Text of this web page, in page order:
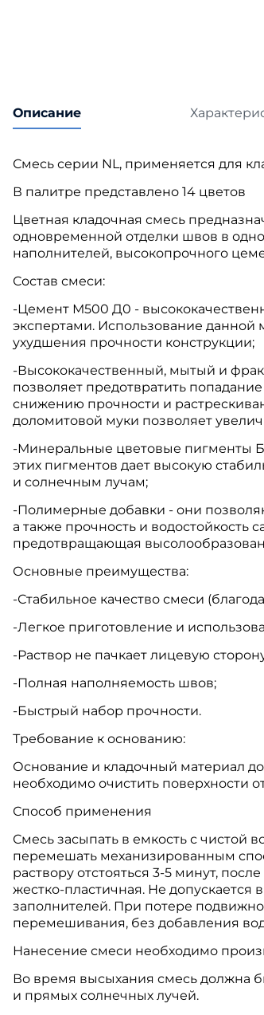
Описание
Смесь серии NL, применяется для
В палитре представлено 14 цветов
Цветная кладочная смесь
одновременной отделки швов в
наполнителей, высокопрочного
Состав смеси:
-Цемент М500 Д0 -
экспертами. Использование
ухудшения прочности конструкции;
-Высококачественный, мытый и
позволяет предотвратить
снижению прочности и
доломитовой муки позволяет
-Минеральные цветовые пигменты
этих пигментов дает высокую
и солнечным лучам;
-Полимерные добавки - они
а также прочность и водостойкость
предотвращающая
Основные преимущества:
-Стабильное качество смеси
-Легкое приготовление и
-Раствор не пачкает лицевую
-Полная наполняемость швов;
-Быстрый набор прочности.
Требование к основанию:
Основание и кладочный материал
необходимо очистить поверхности
Способ применения
Смесь засыпать в емкость с чистой
перемешать механизированным
раствору отстояться 3-5 минут,
жестко-пластичная. Не допускается
заполнителей. При потере
перемешивания, без добавления
Нанесение смеси необходимо
Во время высыхания смесь должна
и прямых солнечных лучей.